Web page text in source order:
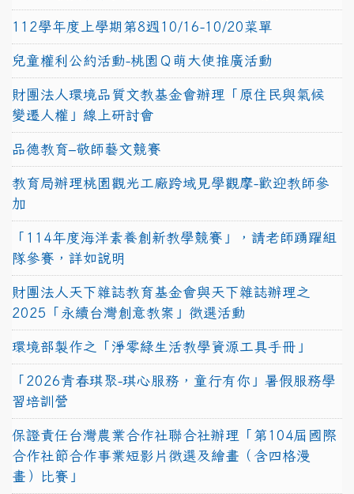
112學年度上學期第8週10/16-10/20菜單
兒童權利公約活動-桃園Ｑ萌大使推廣活動
財團法人環境品質文教基金會辦理「原住民與氣候
變遷人權」線上研討會
品德教育–敬師藝文競賽
教育局辦理桃園觀光工廠跨域見學觀摩-歡迎教師參
加
「114年度海洋素養創新教學競賽」，請老師踴躍組
隊參賽，詳如說明
財團法人天下雜誌教育基金會與天下雜誌辦理之
2025「永續台灣創意教案」徵選活動
環境部製作之「淨零綠生活教學資源工具手冊」
「2026青春琪聚-琪心服務，童行有你」暑假服務學
習培訓營
保證責任台灣農業合作社聯合社辦理「第104屆國際
合作社節合作事業短影片徵選及繪畫（含四格漫
畫）比賽」